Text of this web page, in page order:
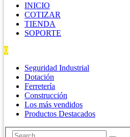
INICIO
COTIZAR
TIENDA
SOPORTE
0
Seguridad Industrial
Dotación
Ferretería
Construcción
Los más vendidos
Productos Destacados